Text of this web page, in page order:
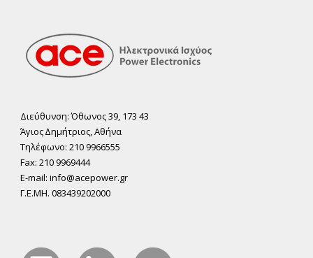
Διεύθυνση: Όθωνος 39, 173 43
Άγιος ∆ηµήτριος, Αθήνα
Τηλέφωνο: 210 9966555
Fax: 210 9969444
E-mail: info@acepower.gr
Γ.Ε.ΜΗ. 083439202000